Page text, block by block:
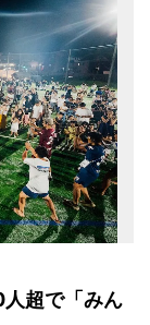
超で「みん